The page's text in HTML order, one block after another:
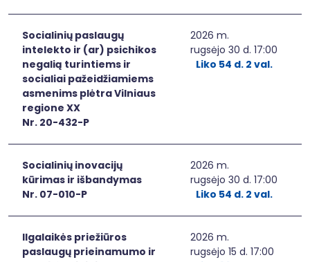
Socialinių paslaugų
intelekto ir (ar) psichikos
negalią turintiems ir
socialiai pažeidžiamiems
asmenims plėtra Vilniaus
regione XX
Nr. 20-432-P
2026 m.
rugsėjo 30 d. 17:00
Liko 54 d. 2 val.
Socialinių inovacijų
kūrimas ir išbandymas
Nr. 07-010-P
2026 m.
rugsėjo 30 d. 17:00
Liko 54 d. 2 val.
Ilgalaikės priežiūros
paslaugų prieinamumo ir
2026 m.
rugsėjo 15 d. 17:00